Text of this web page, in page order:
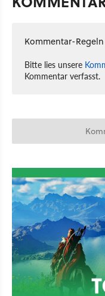
Kommentar-
Bitte lies unsere
Kommentar verfasst.